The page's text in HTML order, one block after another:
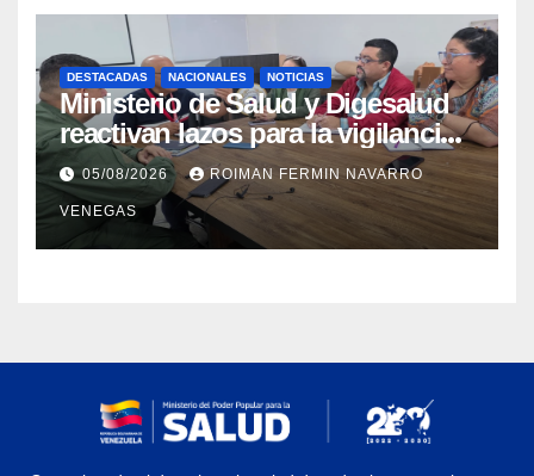
DESTACADAS NACIONALES NOTICIAS
Ministerio de Salud y Digesalud
reactivan lazos para la vigilancia
epidemiológica y el control de
enfermedades
05/08/2026 ROIMAN FERMIN NAVARRO
VENEGAS